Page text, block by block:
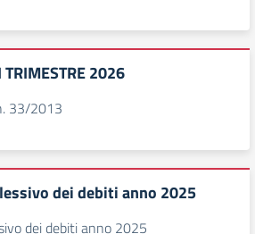
TRIMESTRE 2026
33/2013
dei debiti anno 2025
dei debiti anno 2025